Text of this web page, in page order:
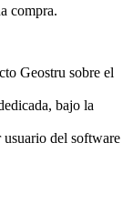
compra.
Geostru sobre el
bajo la
usuario del software